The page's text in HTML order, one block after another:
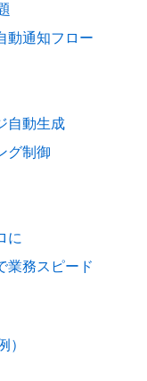
動通知フロー
自動生成
グ制御
に
業務スピード